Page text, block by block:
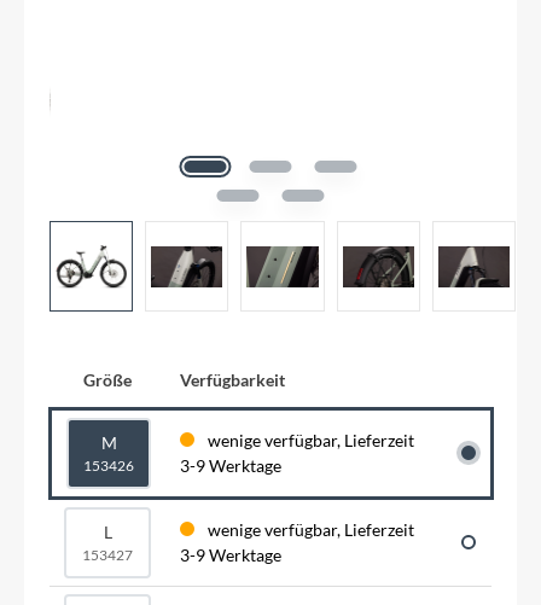
Größe Verfügbarkeit
M
153426
wenige verfügbar, Lieferzeit
3-9 Werktage
L
153427
wenige verfügbar, Lieferzeit
3-9 Werktage